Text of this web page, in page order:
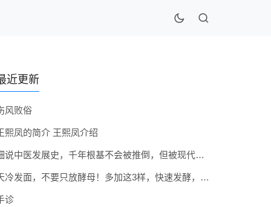
近更新
风败俗
熙凤的简介 王熙凤介绍
细说中医发展史，千年根基不会被推倒，但被现代医疗模式堵住出路
天冷发面，不要只放酵母！多加这3样，快速发酵，蓬松香软弹性十足
诊